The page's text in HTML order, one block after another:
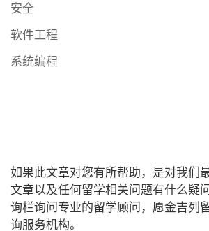
安全
软件工程
系统编程
如果此文章对您有所帮助，是对我们
文章以及任何留学相关问题有什么疑
询栏询问专业的留学顾问，愿金吉列
询服务机构。